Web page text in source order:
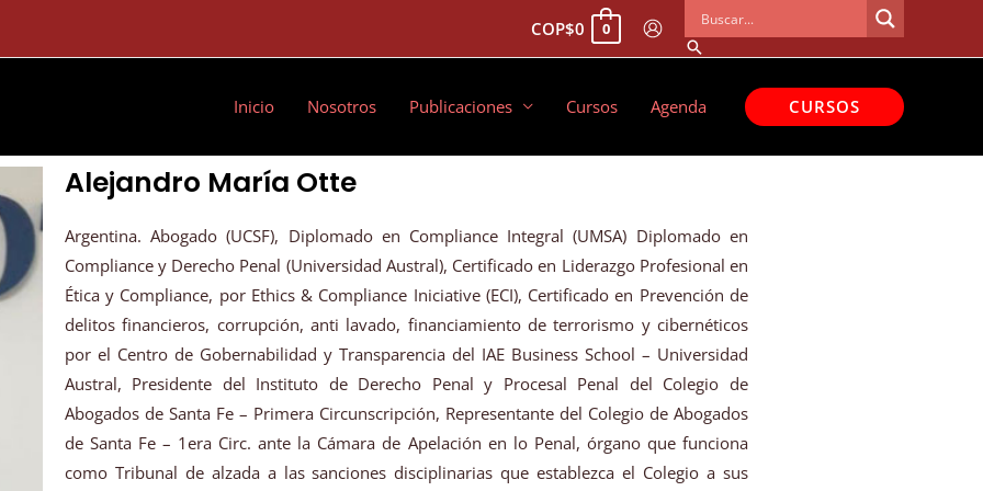
COP$0 0
Buscar
Inicio Nosotros Publicaciones Cursos Agenda CURSOS
Alejandro María Otte
Argentina. Abogado (UCSF), Diplomado en Compliance Integral (UMSA) Diplomado en
Compliance y Derecho Penal (Universidad Austral), Certificado en Liderazgo Profesional en
Ética y Compliance, por Ethics & Compliance Iniciative (ECI), Certificado en Prevención de
delitos financieros, corrupción, anti lavado, financiamiento de terrorismo y cibernéticos
por el Centro de Gobernabilidad y Transparencia del IAE Business School – Universidad
Austral, Presidente del Instituto de Derecho Penal y Procesal Penal del Colegio de
Abogados de Santa Fe – Primera Circunscripción, Representante del Colegio de Abogados
de Santa Fe – 1era Circ. ante la Cámara de Apelación en lo Penal, órgano que funciona
como Tribunal de alzada a las sanciones disciplinarias que establezca el Colegio a sus